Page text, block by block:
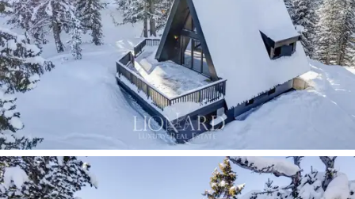
這棟待售小屋是 Alpe Cermis 滑雪場上真正的私人
天堂一角，位於Dolomiti Superski
滑雪區內，該滑
雪區是世界上最大的滑雪勝地之一，擁有 1,200 公
里的滑雪道。該酒店擁有現代化的滑雪纜車、各
種類型的長坡、步行道、徒步旅行、攀岩牆以及
許多其他近在咫尺的夢幻環境，事實證明，這家
酒店是冬季運動愛好者和希望體驗冬季運動的人
們的理想選擇。山的夏日魅力。